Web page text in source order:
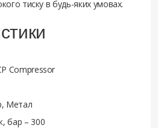
тиску в будь-яких умовах.
Compressor
Метал
бар – 300